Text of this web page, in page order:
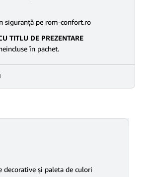
siguranţă pe rom-confort.ro
TITLU DE PREZENTARE
în pachet.
și paleta de culori